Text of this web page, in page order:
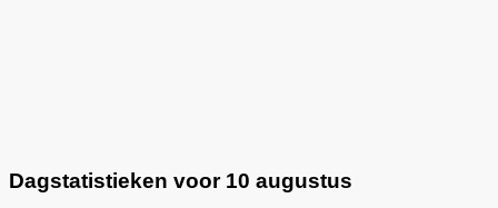
Dagstatistieken voor 10 augustus